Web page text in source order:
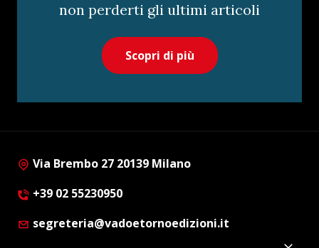
non perderti gli ultimi articoli
Scopri di più
Via Brembo 27 20139 Milano
+39 02 55230950
segreteria@vadoetornoedizioni.it